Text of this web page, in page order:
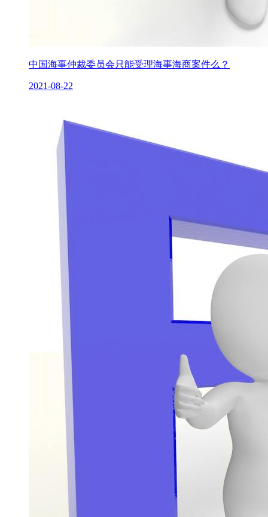
中国海事仲裁委员会只能受理海事海商案件么？
2021-08-22